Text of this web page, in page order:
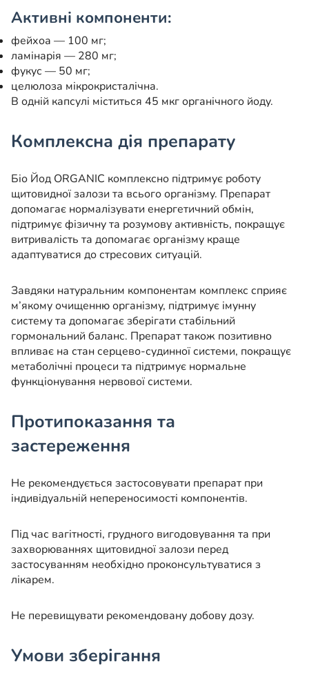
Активні компоненти:
фейхоа — 100 мг;
ламінарія — 280 мг;
фукус — 50 мг;
целюлоза мікрокристалічна.
В одній капсулі міститься 45 мкг органічного йоду.
Комплексна дія препарату
Біо Йод ORGANIC комплексно підтримує роботу
щитовидної залози та всього організму. Препарат
допомагає нормалізувати енергетичний обмін,
підтримує фізичну та розумову активність, покращує
витривалість та допомагає організму краще
адаптуватися до стресових ситуацій.
Завдяки натуральним компонентам комплекс сприяє
м’якому очищенню організму, підтримує імунну
систему та допомагає зберігати стабільний
гормональний баланс. Препарат також позитивно
впливає на стан серцево-судинної системи, покращує
метаболічні процеси та підтримує нормальне
функціонування нервової системи.
Протипоказання та
застереження
Не рекомендується застосовувати препарат при
індивідуальній непереносимості компонентів.
Під час вагітності, грудного вигодовування та при
захворюваннях щитовидної залози перед
застосуванням необхідно проконсультуватися з
лікарем.
Не перевищувати рекомендовану добову дозу.
Умови зберігання